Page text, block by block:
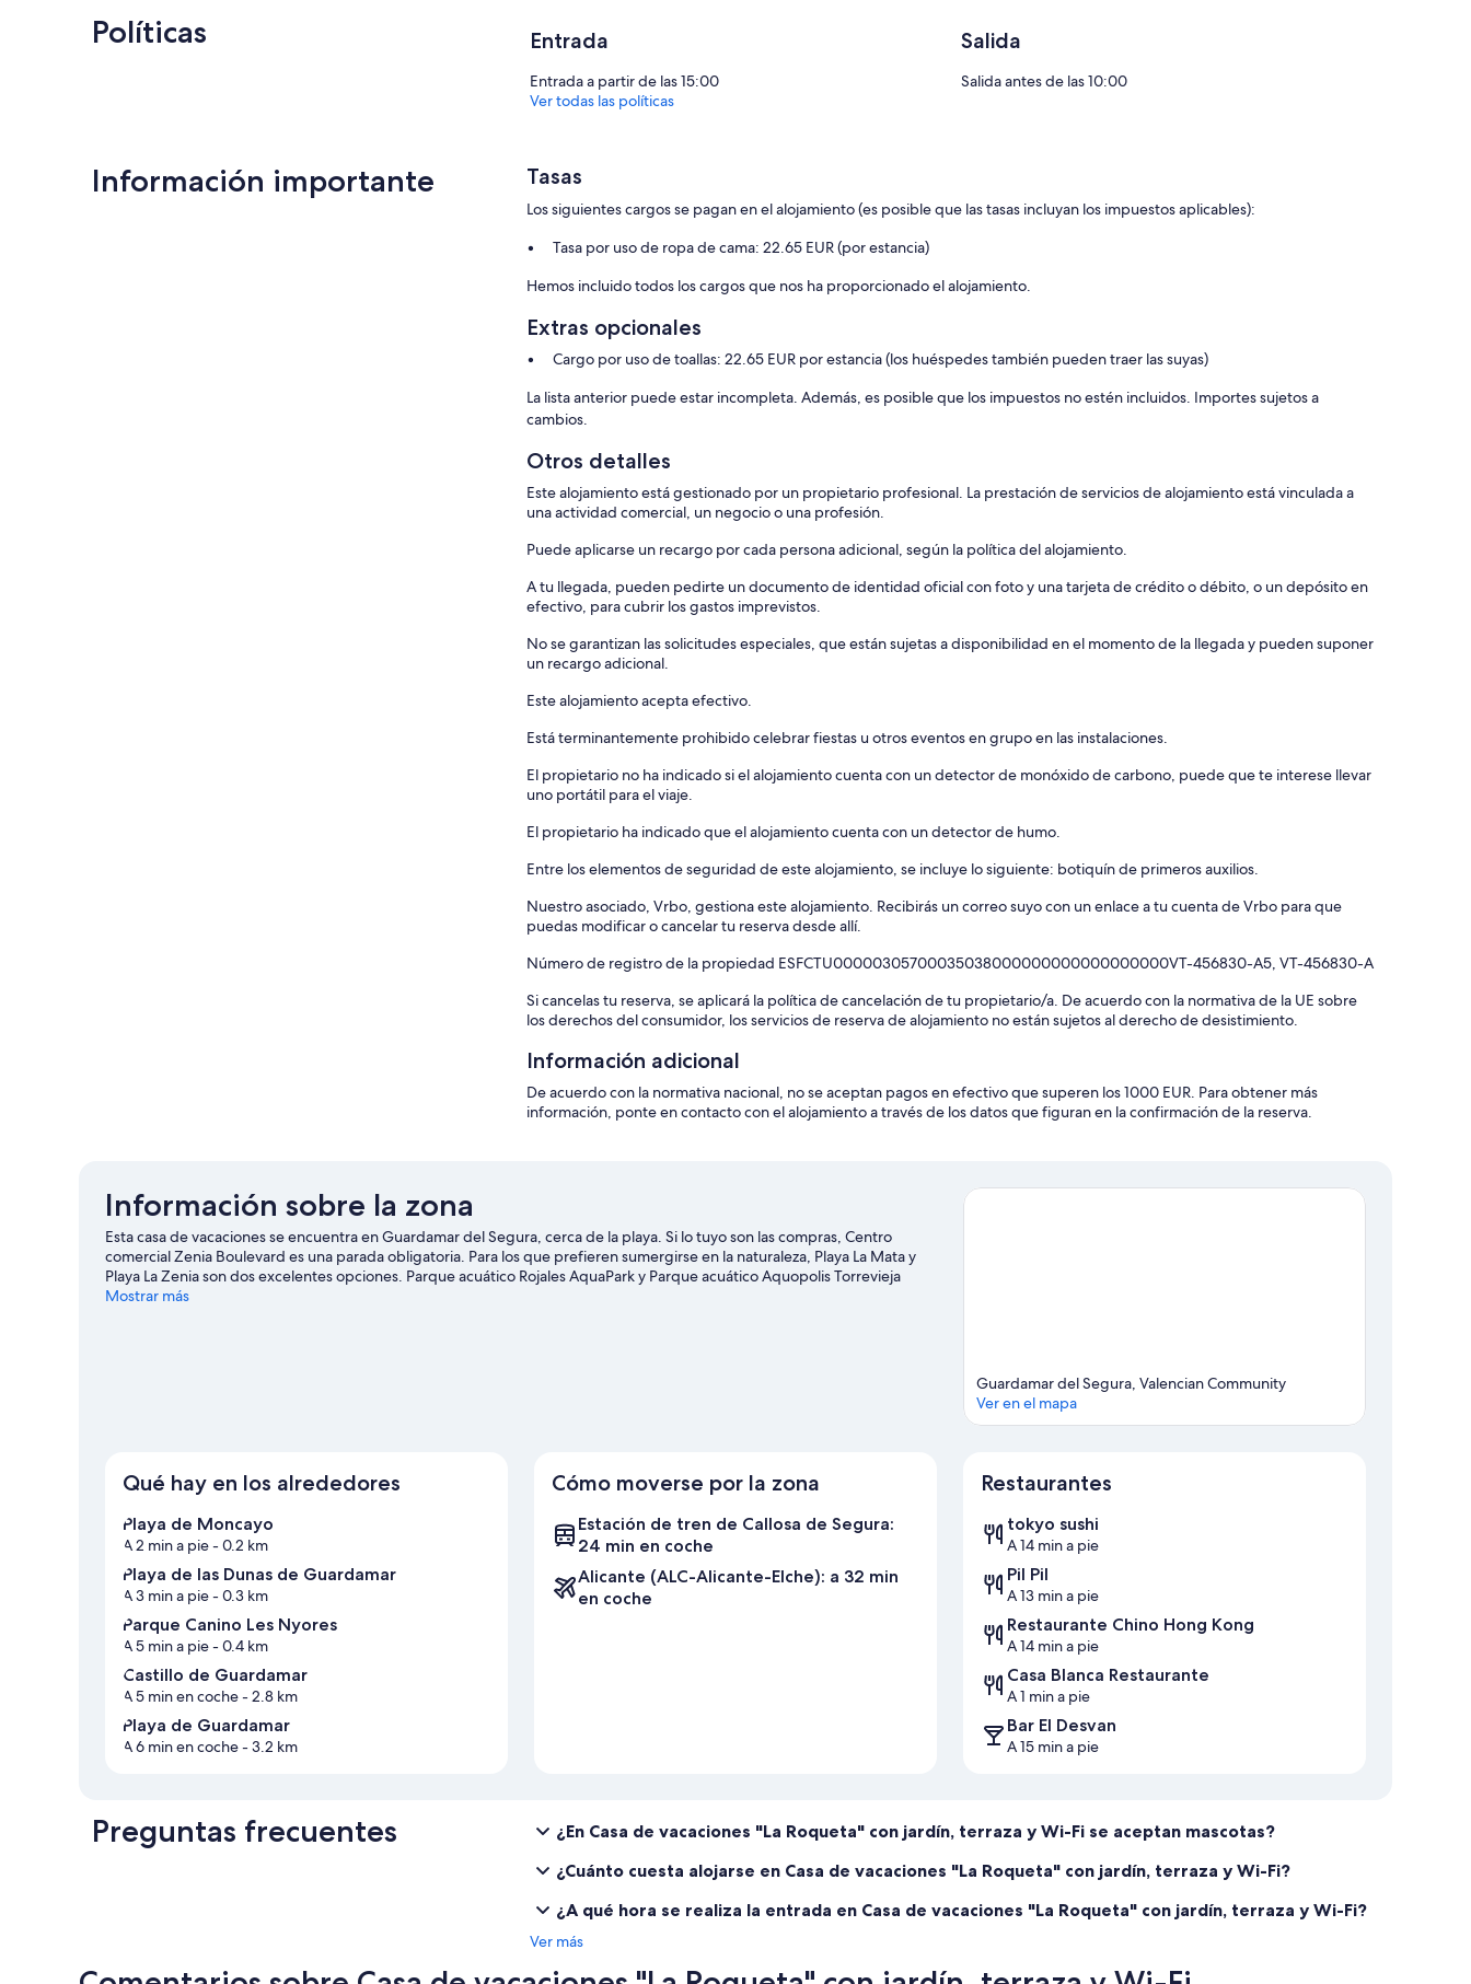
Políticas Entrada
Entrada a partir de las 15:00
Salida
Salida antes de las 10:00
Ver todas las políticas
Información importante Tasas
Los siguientes cargos se pagan en el alojamiento (es posible que las tasas incluyan los impuestos aplicables):
Tasa por uso de ropa de cama: 22.65 EUR (por estancia)
Hemos incluido todos los cargos que nos ha proporcionado el alojamiento.
Extras opcionales
Cargo por uso de toallas: 22.65 EUR por estancia (los huéspedes también pueden traer las suyas)
La lista anterior puede estar incompleta. Además, es posible que los impuestos no estén incluidos. Importes sujetos a
cambios.
Otros detalles
Este alojamiento está gestionado por un propietario profesional. La prestación de servicios de alojamiento está vinculada a
una actividad comercial, un negocio o una profesión.
Puede aplicarse un recargo por cada persona adicional, según la política del alojamiento.
A tu llegada, pueden pedirte un documento de identidad oficial con foto y una tarjeta de crédito o débito, o un depósito en
efectivo, para cubrir los gastos imprevistos.
No se garantizan las solicitudes especiales, que están sujetas a disponibilidad en el momento de la llegada y pueden suponer
un recargo adicional.
Este alojamiento acepta efectivo.
Está terminantemente prohibido celebrar fiestas u otros eventos en grupo en las instalaciones.
El propietario no ha indicado si el alojamiento cuenta con un detector de monóxido de carbono, puede que te interese llevar
uno portátil para el viaje.
El propietario ha indicado que el alojamiento cuenta con un detector de humo.
Entre los elementos de seguridad de este alojamiento, se incluye lo siguiente: botiquín de primeros auxilios.
Nuestro asociado, Vrbo, gestiona este alojamiento. Recibirás un correo suyo con un enlace a tu cuenta de Vrbo para que
puedas modificar o cancelar tu reserva desde allí.
Número de registro de la propiedad ESFCTU00000305700035038000000000000000000VT-456830-A5, VT-456830-A
Si cancelas tu reserva, se aplicará la política de cancelación de tu propietario/a. De acuerdo con la normativa de la UE sobre
los derechos del consumidor, los servicios de reserva de alojamiento no están sujetos al derecho de desistimiento.
Información adicional
De acuerdo con la normativa nacional, no se aceptan pagos en efectivo que superen los 1000 EUR. Para obtener más
información, ponte en contacto con el alojamiento a través de los datos que figuran en la confirmación de la reserva.
Información sobre la zona
Esta casa de vacaciones se encuentra en Guardamar del Segura, cerca de la playa. Si lo tuyo son las compras, Centro
comercial Zenia Boulevard es una parada obligatoria. Para los que prefieren sumergirse en la naturaleza, Playa La Mata y
Playa La Zenia son dos excelentes opciones. Parque acuático Rojales AquaPark y Parque acuático Aquopolis Torrevieja
también merecen la pena.
Mostrar más
Guardamar del Segura, Valencian Community
Ver en el mapa
Qué hay en los alrededores
Playa de Moncayo
A 2 min a pie- 0.2 km
Playa de las Dunas de Guardamar
A 3 min a pie- 0.3 km
Parque Canino Les Nyores
A 5 min a pie- 0.4 km
Castillo de Guardamar
A 5 min en coche- 2.8 km
Playa de Guardamar
A 6 min en coche- 3.2 km
Cómo moverse por la zona
Estación de tren de Callosa de Segura:
24 min en coche
Alicante (ALC-Alicante-Elche): a 32 min
en coche
Restaurantes
tokyo sushi
A 14 min a pie
Pil Pil
A 13 min a pie
Restaurante Chino Hong Kong
A 14 min a pie
Casa Blanca Restaurante
A 1 min a pie
Bar El Desvan
A 15 min a pie
Preguntas frecuentes
¿En Casa de vacaciones "La Roqueta" con jardín, terraza y Wi-Fi se aceptan mascotas?
¿Cuánto cuesta alojarse en Casa de vacaciones "La Roqueta" con jardín, terraza y Wi-Fi?
¿A qué hora se realiza la entrada en Casa de vacaciones "La Roqueta" con jardín, terraza y Wi-Fi?
Ver más